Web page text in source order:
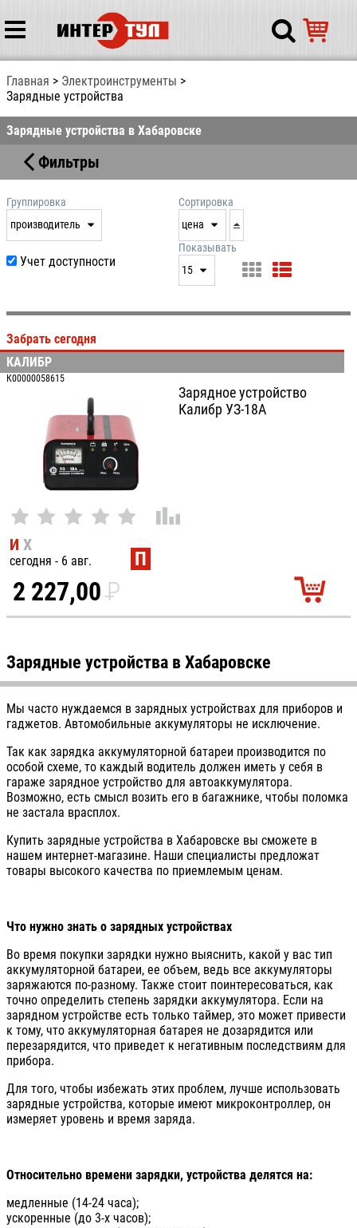
Главная
Электрoинcтрумeнты
Зарядные устройства
Зарядные устройства в Хабаровске
Фильтры
Группировка
производитель
производитель
Сортировка
цена
дата
цена
артикул
Учет доступности
Показывать
15
25
Забрать сегодня
КАЛИБР
К00000058615
Зарядное устройство
Калибр УЗ-18А
И Х
сегодня - 6 авг. П
2 227,00P
УБ.
Зарядные устройства в Хабаровске
Мы часто нуждаемся в зарядных устройствах для приборов и
гаджетов. Автомобильные аккумуляторы не исключение.
Так как зарядка аккумуляторной батареи производится по
особой схеме, то каждый водитель должен иметь у себя в
гараже зарядное устройство для автоаккумулятора.
Возможно, есть смысл возить его в багажнике, чтобы поломка
не застала врасплох.
Купить зарядные устройства в Хабаровске вы сможете в
нашем интернет-магазине. Наши специалисты предложат
товары высокого качества по приемлемым ценам.
Что нужно знать о зарядных устройствах
Во время покупки зарядки нужно выяснить, какой у вас тип
аккумуляторной батареи, ее объем, ведь все аккумуляторы
заряжаются по-разному. Также стоит поинтересоваться, как
точно определить степень зарядки аккумулятора. Если на
зарядном устройстве есть только таймер, это может привести
к тому, что аккумуляторная батарея не дозарядится или
перезарядится, что приведет к негативным последствиям для
прибора.
Для того, чтобы избежать этих проблем, лучше использовать
зарядные устройства, которые имеют микроконтроллер, он
измеряет уровень и время заряда.
Относительно времени зарядки, устройства делятся на:
медленные (14-24 часа);
ускоренные (до 3-х часов);